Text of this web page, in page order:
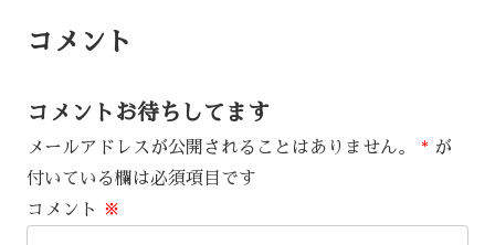
コメント
コメントお待ちしてます
メールアドレスが公開されることはありません。 * が
付いている欄は必須項目です
コメント
※